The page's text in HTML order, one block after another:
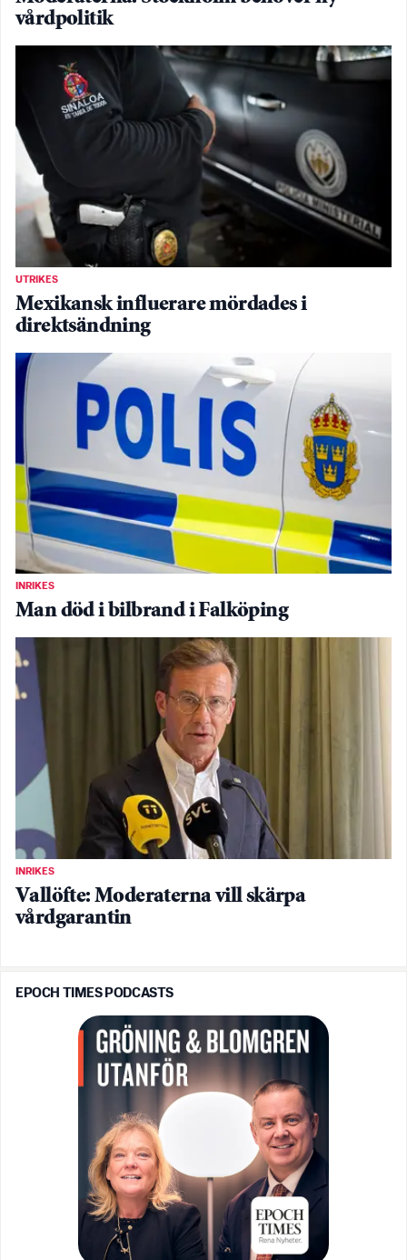
vårdpolitik
UTRIKES
Mexikansk influerare mördades i
direktsändning
INRIKES
Man död i bilbrand i Falköping
INRIKES
Vallöfte: Moderaterna vill skärpa
vårdgarantin
EPOCH TIMES PODCASTS